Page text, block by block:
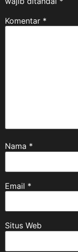
Komentar *
Nama *
Email *
Situs Web